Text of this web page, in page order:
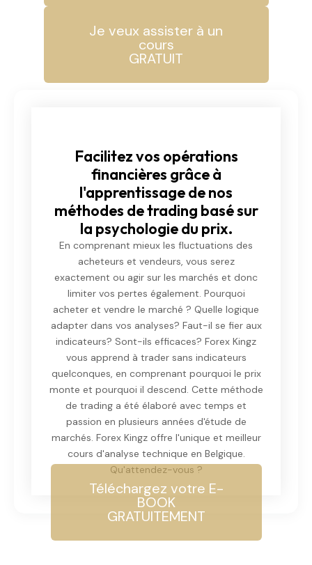
Je veux assister à un
cours
GRATUIT
Facilitez vos opérations
financières grâce à
l'apprentissage de nos
méthodes de trading basé sur
la psychologie du prix.
En comprenant mieux les fluctuations des
acheteurs et vendeurs, vous serez
exactement ou agir sur les marchés et donc
limiter vos pertes également. Pourquoi
acheter et vendre le marché ? Quelle logique
adapter dans vos analyses? Faut-il se fier aux
indicateurs? Sont-ils efficaces? Forex Kingz
vous apprend à trader sans indicateurs
quelconques, en comprenant pourquoi le prix
monte et pourquoi il descend. Cette méthode
de trading a été élaboré avec temps et
passion en plusieurs années d'étude de
marchés. Forex Kingz offre l'unique et meilleur
cours d'analyse technique en Belgique.
Qu'attendez-vous ?
Téléchargez votre E-
BOOK
GRATUITEMENT